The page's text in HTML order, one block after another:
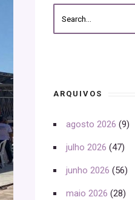
ARQUIVOS
agosto 2026 (9)
julho 2026 (47)
junho 2026 (56)
maio 2026 (28)